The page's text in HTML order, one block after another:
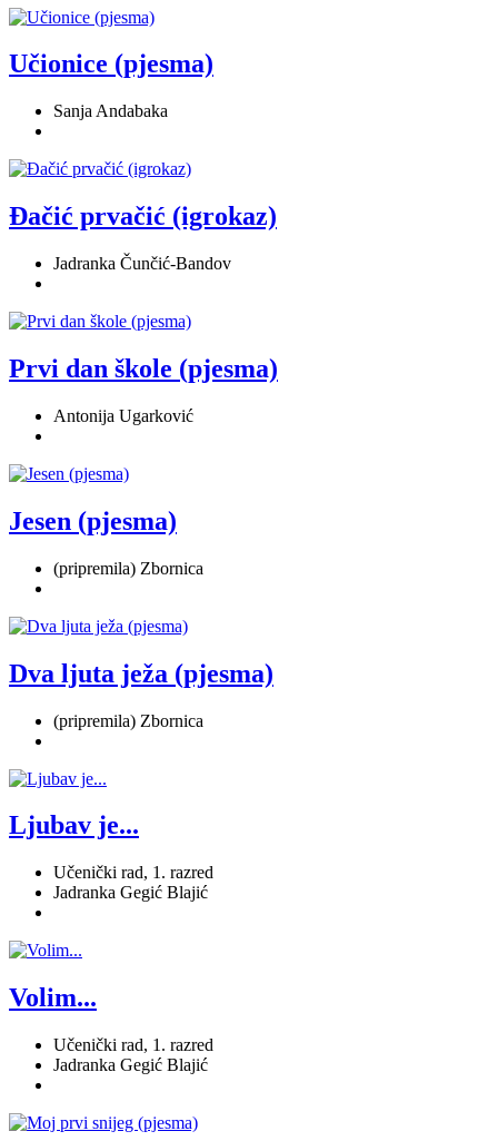
Učionice (pjesma)
Sanja Andabaka
Đačić prvačić (igrokaz)
Jadranka Čunčić-Bandov
Prvi dan škole (pjesma)
Antonija Ugarković
Jesen (pjesma)
(pripremila) Zbornica
Dva ljuta ježa (pjesma)
(pripremila) Zbornica
Ljubav je...
Učenički rad, 1. razred
Jadranka Gegić Blajić
Volim...
Učenički rad, 1. razred
Jadranka Gegić Blajić